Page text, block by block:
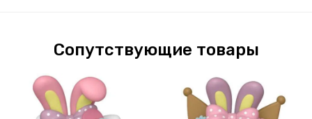
Сопутствующие товары